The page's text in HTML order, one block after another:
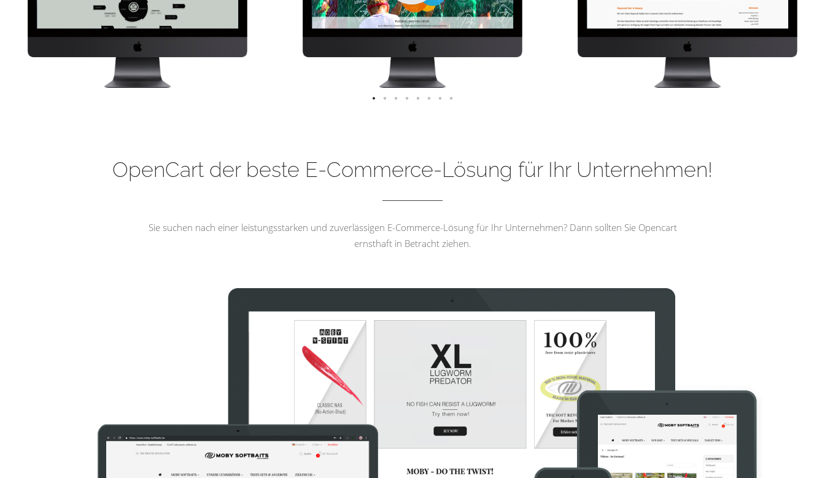
OpenCart der beste E-Commerce-Lösung für Ihr Unternehmen!
Sie suchen nach einer leistungsstarken und zuverlässigen E-Commerce-Lösung für Ihr Unternehmen? Dann sollten Sie Opencart
ernsthaft in Betracht ziehen.